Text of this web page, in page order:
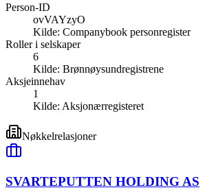
Person-ID
ovVAYzyO
Kilde: Companybook personregister
Roller i selskaper
6
Kilde: Brønnøysundregistrene
Aksjeinnehav
1
Kilde: Aksjonærregisteret
Nøkkelrelasjoner
SVARTEPUTTEN HOLDING AS